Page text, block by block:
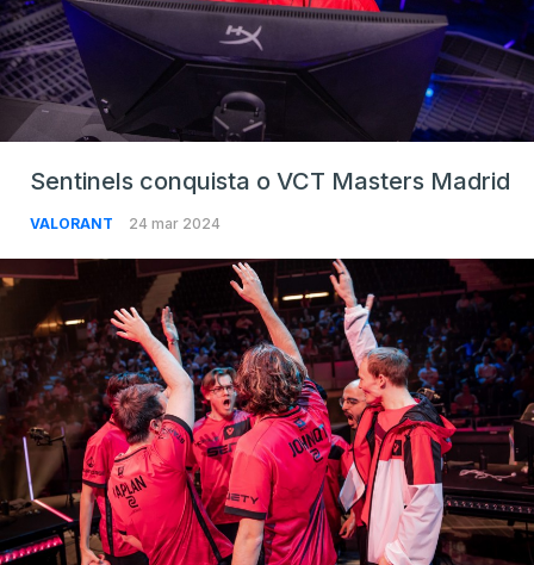
Sentinels conquista o VCT Masters Madrid
VALORANT 24 mar 2024